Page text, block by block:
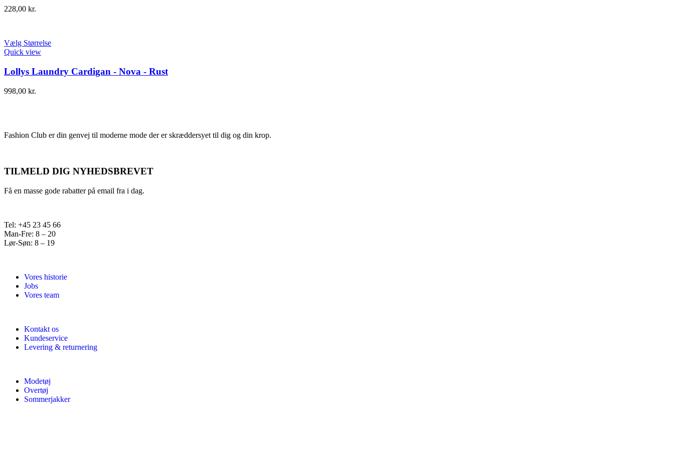
228,00 kr.
Vælg Størrelse
Quick view
Lollys Laundry Cardigan - Nova - Rust
998,00 kr.
Fashion Club er din genvej til moderne mode der er skræddersyet til dig og din krop.
TILMELD DIG NYHEDSBREVET
Få en masse gode rabatter på email fra i dag.
Tel: +45 23 45 66
Man-Fre: 8 – 20
Lør-Søn: 8 – 19
Vores historie
Jobs
Vores team
Kontakt os
Kundeservice
Levering & returnering
Modetøj
Overtøj
Sommerjakker